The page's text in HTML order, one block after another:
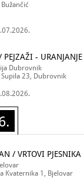
PEJZAŽI - URANJANJE
Dubrovnik
Supila 23, Dubrovnik
/ VRTOVI PJESNIKA
Kvaternika 1, Bjelovar